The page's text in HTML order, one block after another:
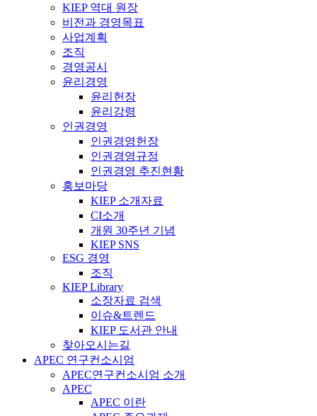
KIEP 역대 원장
비전과 경영목표
사업계획
조직
경영공시
윤리경영
윤리헌장
윤리강령
인권경영
인권경영헌장
인권경영규정
인권경영 추진현황
홍보마당
KIEP 소개자료
CI소개
개원 30주년 기념
KIEP SNS
ESG 경영
조직
KIEP Library
소장자료 검색
이슈&트렌드
KIEP 도서관 안내
찾아오시는길
APEC 연구컨소시엄
APEC연구컨소시엄 소개
APEC
APEC 이란